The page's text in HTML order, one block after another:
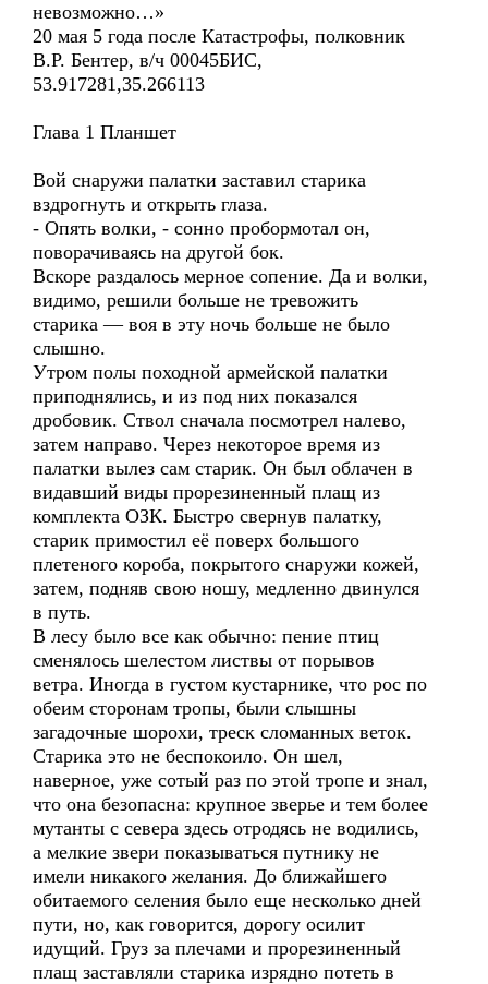
невозможно…»
20 мая 5 года после Катастрофы, полковник
В.Р. Бентер, в/ч 00045БИС,
53.917281,35.266113
Глава 1 Планшет
Вой снаружи палатки заставил старика
вздрогнуть и открыть глаза.
- Опять волки, - сонно пробормотал он,
поворачиваясь на другой бок.
Вскоре раздалось мерное сопение. Да и волки,
видимо, решили больше не тревожить
старика — воя в эту ночь больше не было
слышно.
Утром полы походной армейской палатки
приподнялись, и из под них показался
дробовик. Ствол сначала посмотрел налево,
затем направо. Через некоторое время из
палатки вылез сам старик. Он был облачен в
видавший виды прорезиненный плащ из
комплекта ОЗК. Быстро свернув палатку,
старик примостил её поверх большого
плетеного короба, покрытого снаружи кожей,
затем, подняв свою ношу, медленно двинулся
в путь.
В лесу было все как обычно: пение птиц
сменялось шелестом листвы от порывов
ветра. Иногда в густом кустарнике, что рос по
обеим сторонам тропы, были слышны
загадочные шорохи, треск сломанных веток.
Старика это не беспокоило. Он шел,
наверное, уже сотый раз по этой тропе и знал,
что она безопасна: крупное зверье и тем более
мутанты с севера здесь отродясь не водились,
а мелкие звери показываться путнику не
имели никакого желания. До ближайшего
обитаемого селения было еще несколько дней
пути, но, как говорится, дорогу осилит
идущий. Груз за плечами и прорезиненный
плащ заставляли старика изрядно потеть в